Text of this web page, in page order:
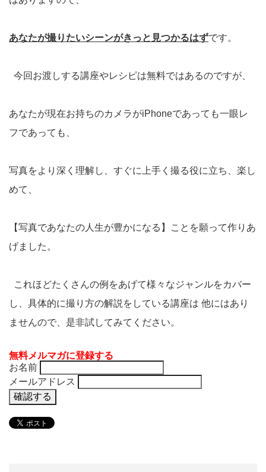
あなたが撮りたいシーンがきっと見つかるはずです。
今回お渡しする講座やレシピは無料ではあるのですが、
あなたが現在お持ちのカメラがiPhoneであっても一眼レ
フであっても、
写真をより深く理解し、すぐに上手く撮る役に立ち、楽し
めて、
【写真であなたの人生が豊かになる】ことを願って作りあ
げました。
これほどたくさんの例をあげて様々なジャンルをカバー
し、具体的に撮り方の解説をしている講座は 他にはあり
ませんので、是非試してみてください。
無料メルマガに登録する
お名前
メールアドレス